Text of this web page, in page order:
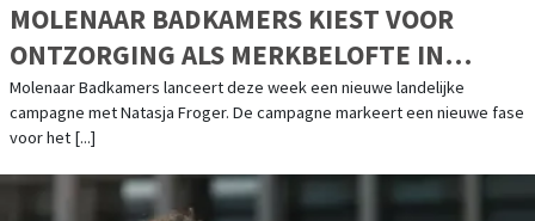
MOLENAAR BADKAMERS KIEST VOOR
ONTZORGING ALS MERKBELOFTE IN
NIEUWE CAMPAGNE MET NATASJA
FROGER
Molenaar Badkamers lanceert deze week een nieuwe landelijke
campagne met Natasja Froger. De campagne markeert een nieuwe fase
voor het [...]